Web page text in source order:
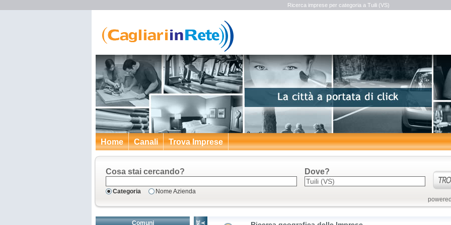
Ricerca imprese per categoria a Tuili (VS)
Home Canali Trova Imprese
Cosa stai cercando?
Categoria Nome Azienda
Dove?
Comuni